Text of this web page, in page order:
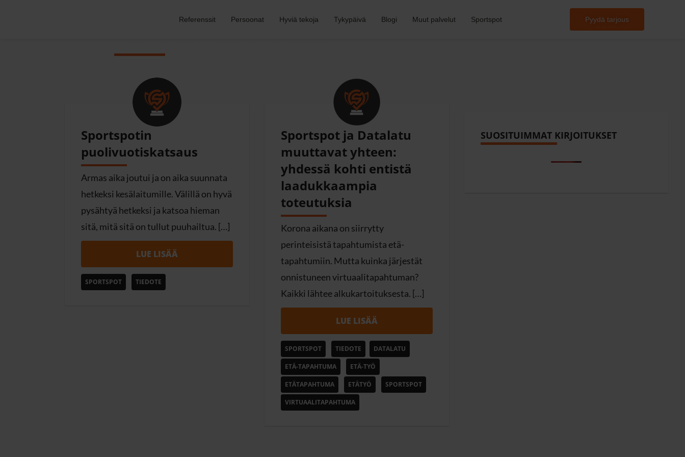
Referenssit Persoonat Hyviä tekoja Tykypäivä Blogi Muut palvelut Sportspot Pyydä tarjous
Sportspotin
puolivuotiskatsaus
Armas aika joutui ja on aika suunnata
hetkeksi kesälaitumille. Välillä on hyvä
pysähtyä hetkeksi ja katsoa hieman
sitä, mitä sitä on tullut puuhailtua. […]
LUE LISÄÄ
SPORTSPOT TIEDOTE
Sportspot ja Datalatu
muuttavat yhteen:
yhdessä kohti entistä
laadukkaampia
toteutuksia
Korona aikana on siirrytty
perinteisistä tapahtumista etä-
tapahtumiin. Mutta kuinka järjestät
onnistuneen virtuaalitapahtuman?
Kaikki lähtee alkukartoituksesta. […]
LUE LISÄÄ
SPORTSPOT TIEDOTE DATALATU
ETÄ-TAPAHTUMA ETÄ-TYÖ
ETÄTAPAHTUMA ETÄTYÖ SPORTSPOT
VIRTUAALITAPAHTUMA
SUOSITUIMMAT KIRJOITUKSET